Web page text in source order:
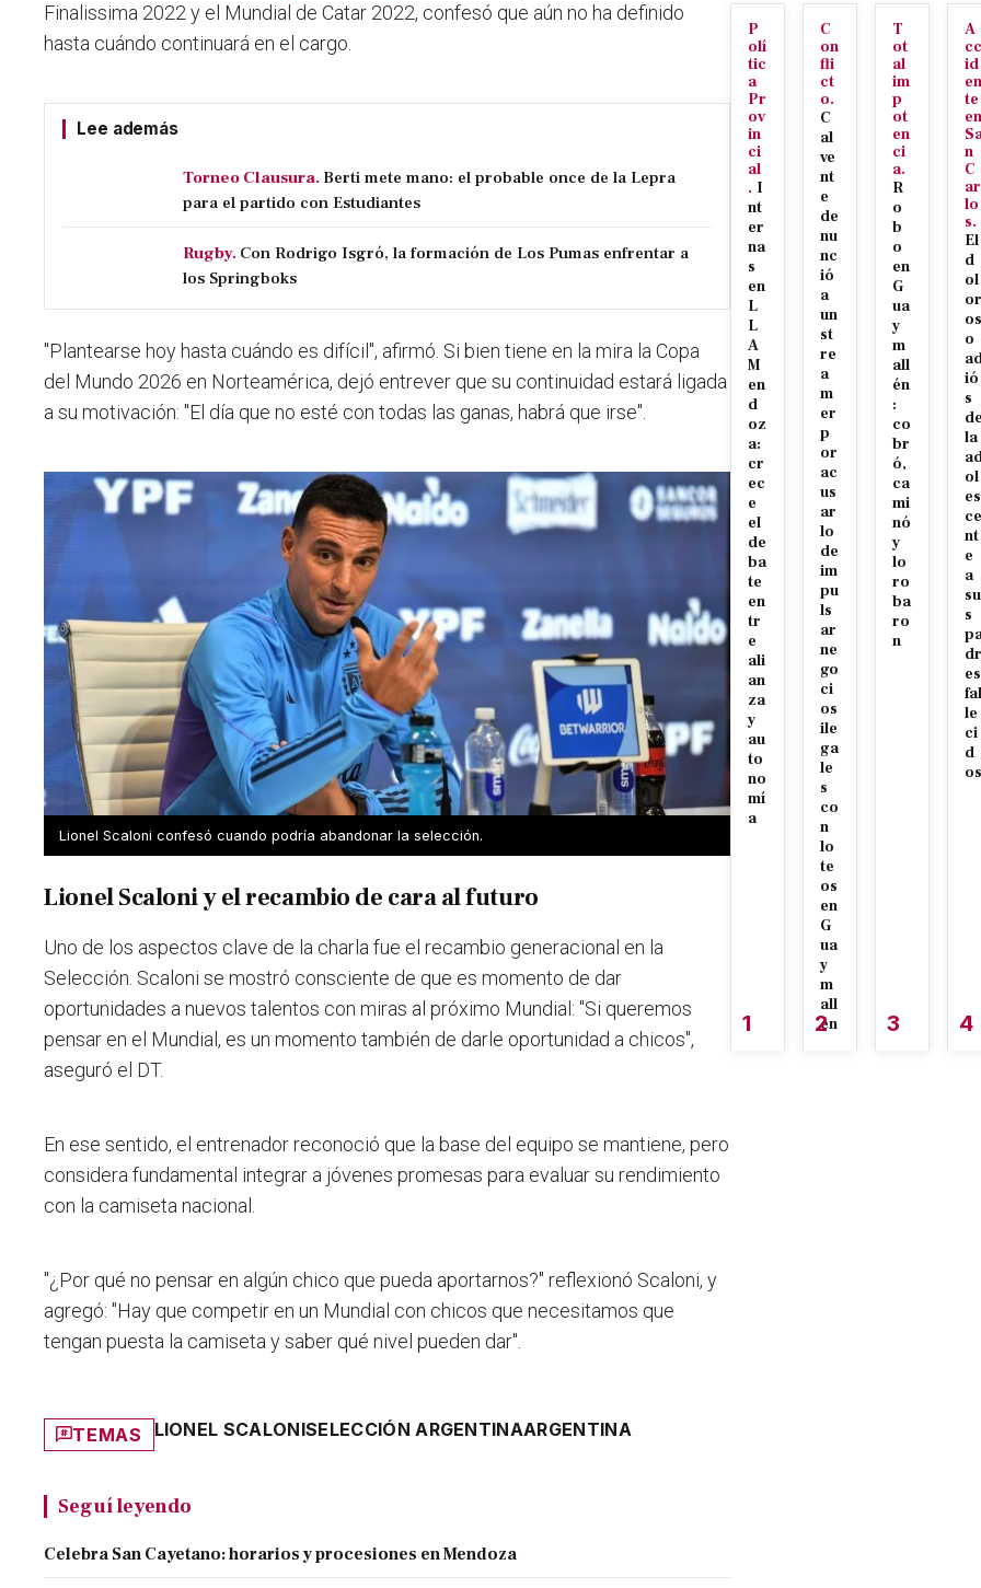
Finalissima 2022 y el Mundial de Catar 2022, confesó que aún no ha definido
hasta cuándo continuará en el cargo.
Lee además
Torneo Clausura. Berti mete mano: el probable once de la Lepra
para el partido con Estudiantes
Rugby. Con Rodrigo Isgró, la formación de Los Pumas enfrentar a
los Springboks
"Plantearse hoy hasta cuándo es difícil", afirmó. Si bien tiene en la mira la Copa
del Mundo 2026 en Norteamérica, dejó entrever que su continuidad estará ligada
a su motivación: "El día que no esté con todas las ganas, habrá que irse".
Lionel Scaloni confesó cuando podría abandonar la selección.
Lionel Scaloni y el recambio de cara al futuro
Uno de los aspectos clave de la charla fue el recambio generacional en la
Selección. Scaloni se mostró consciente de que es momento de dar
oportunidades a nuevos talentos con miras al próximo Mundial: "Si queremos
pensar en el Mundial, es un momento también de darle oportunidad a chicos",
aseguró el DT.
En ese sentido, el entrenador reconoció que la base del equipo se mantiene, pero
considera fundamental integrar a jóvenes promesas para evaluar su rendimiento
con la camiseta nacional.
"¿Por qué no pensar en algún chico que pueda aportarnos?" reflexionó Scaloni, y
agregó: "Hay que competir en un Mundial con chicos que necesitamos que
tengan puesta la camiseta y saber qué nivel pueden dar".
TEMAS LIONEL SCALONISELECCIÓN ARGENTINAARGENTINA
Seguí leyendo
Celebra San Cayetano: horarios y procesiones en Mendoza
P
olí
tic
a
Pr
ov
in
ci
al
. I
nt
er
na
s
en
L
L
A
M
en
d
oz
a:
cr
ec
e
el
de
ba
te
en
tr
e
ali
an
za
y
au
to
no
mí
a
1
C
on
fli
ct
o.
C
al
ve
nt
e
de
nu
nc
ió
a
un
st
re
a
m
er
p
or
ac
us
ar
lo
de
im
pu
ls
ar
ne
go
ci
os
ile
ga
le
s
co
n
lo
te
os
en
G
ua
y
m
all
én
2
T
ot
al
im
p
ot
en
ci
a.
R
o
b
o
en
G
ua
y
m
all
én
:
co
br
ó,
ca
mi
nó
y
lo
ro
ba
ro
n
3
A
cc
id
en
te
en
n
C
ar
lo
s.
El
d
ol
or
os
o
ió
s
la
ol
es
ce
nt
e
a
su
s
dr
es
fal
le
ci
d
os
4